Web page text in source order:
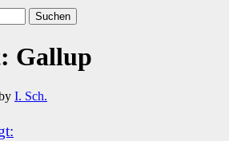
Gallup
I. Sch.